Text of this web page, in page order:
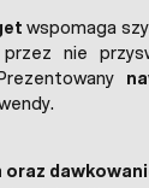
wspomaga
nie